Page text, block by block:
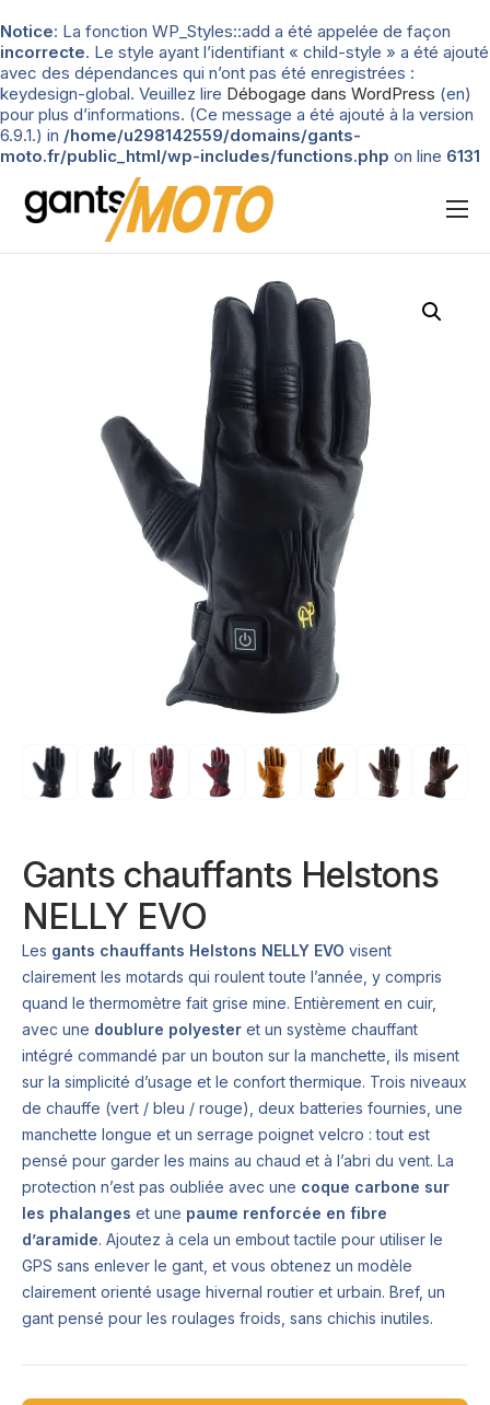
Notice: La fonction WP_Styles::add a été appelée de façon
incorrecte. Le style ayant l’identifiant « child-style » a été ajouté
avec des dépendances qui n’ont pas été enregistrées :
keydesign-global. Veuillez lire Débogage dans WordPress (en)
pour plus d’informations. (Ce message a été ajouté à la version
6.9.1.) in /home/u298142559/domains/gants-
moto.fr/public_html/wp-includes/functions.php on line 6131
Nos tests
Gants chauffants Helstons
NELLY EVO
Les gants chauffants Helstons NELLY EVO visent
clairement les motards qui roulent toute l’année, y compris
quand le thermomètre fait grise mine. Entièrement en cuir,
avec une doublure polyester et un système chauffant
intégré commandé par un bouton sur la manchette, ils misent
sur la simplicité d’usage et le confort thermique. Trois niveaux
de chauffe (vert / bleu / rouge), deux batteries fournies, une
manchette longue et un serrage poignet velcro : tout est
pensé pour garder les mains au chaud et à l’abri du vent. La
protection n’est pas oubliée avec une coque carbone sur
les phalanges et une paume renforcée en fibre
d’aramide. Ajoutez à cela un embout tactile pour utiliser le
GPS sans enlever le gant, et vous obtenez un modèle
clairement orienté usage hivernal routier et urbain. Bref, un
gant pensé pour les roulages froids, sans chichis inutiles.